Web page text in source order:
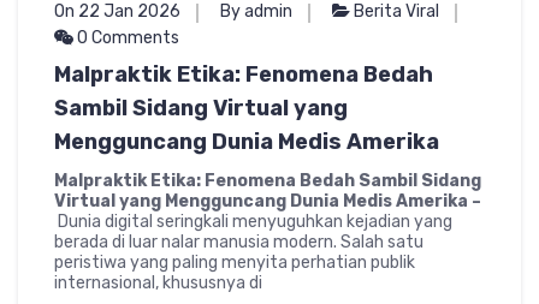
On 22 Jan 2026 By admin
Berita Viral
0 Comments
Malpraktik Etika: Fenomena Bedah
Sambil Sidang Virtual yang
Mengguncang Dunia Medis Amerika
Malpraktik Etika: Fenomena Bedah Sambil Sidang
Virtual yang Mengguncang Dunia Medis Amerika –
Dunia digital seringkali menyuguhkan kejadian yang
berada di luar nalar manusia modern. Salah satu
peristiwa yang paling menyita perhatian publik
internasional, khususnya di